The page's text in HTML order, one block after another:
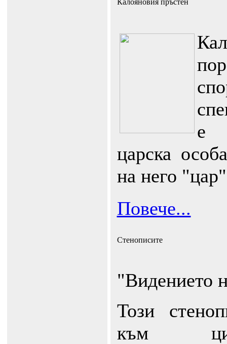
Калояновия пръстен
е
царска
на него "цар"
Повече...
Стенописите
"Видението
Този
към